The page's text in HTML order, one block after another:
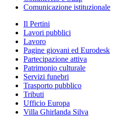
Comunicazione istituzionale
Il Pertini
Lavori pubblici
Lavoro
Pagine giovani ed Eurodesk
Partecipazione attiva
Patrimonio culturale
Servizi funebri
Trasporto pubblico
Tributi
Ufficio Europa
Villa Ghirlanda Silva